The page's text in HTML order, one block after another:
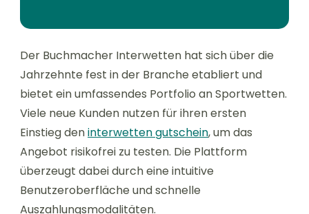
Der Buchmacher Interwetten hat sich über die
Jahrzehnte fest in der Branche etabliert und
bietet ein umfassendes Portfolio an Sportwetten.
Viele neue Kunden nutzen für ihren ersten
Einstieg deninterwetten gutschein, um das
Angebot risikofrei zu testen. Die Plattform
überzeugt dabei durch eine intuitive
Benutzeroberfläche und schnelle
Auszahlungsmodalitäten.